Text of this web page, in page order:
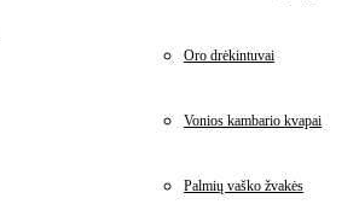
Oro drėkintuvai
Vonios kambario kvapai
Palmių vaško žvakės